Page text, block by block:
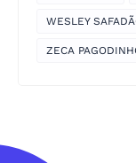
WESLEY
ZECA